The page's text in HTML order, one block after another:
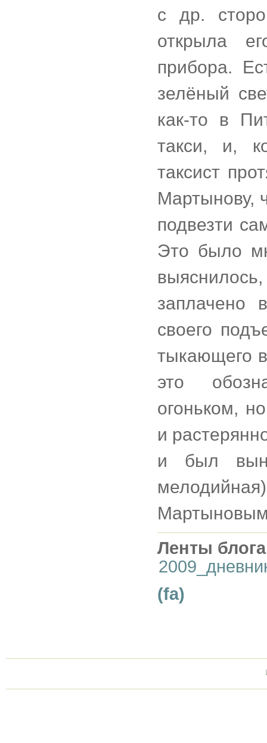
с др.
открыла
прибора.
зелёный
как-то в
такси, и,
таксист
Мартынову,
подвезти
Это было
заплачено
своего
тыкающего
это
огоньком,
и
и был
Ленты
(fa)